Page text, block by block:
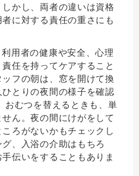
かし、両者の違いは資格
に対する責任の重さにも
用者の健康や安全、心理
任を持ってケアすること
フの朝は、窓を開けて換
とりの夜間の様子を確認
おむつを替えるときも、単
ん。夜の間にけがをして
ろがないかもチェックし
、入浴の介助はもちろ
伝いをすることもありま